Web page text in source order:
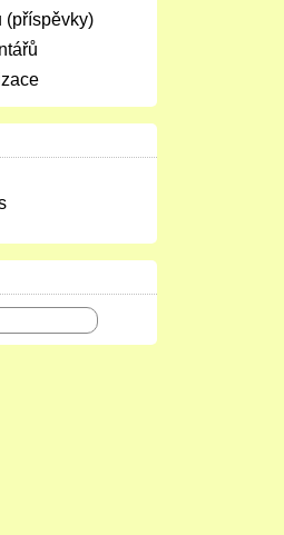
(příspěvky)